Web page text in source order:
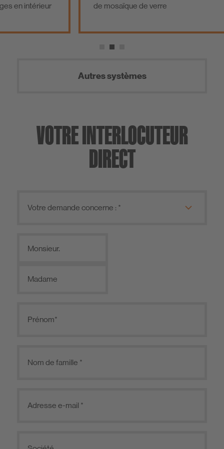
de mosaïque de verre
Autres systèmes
VOTRE INTERLOCUTEUR
DIRECT
Monsieur.
Madame